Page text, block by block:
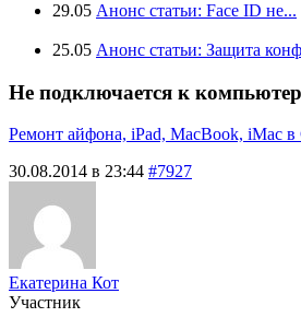
29.05 Анонс статьи: Face ID не...
25.05 Анонс статьи: Защита
Не подключается к
Ремонт айфона, iPad, MacBook, iMac
30.08.2014 в 23:44 #7927
Екатерина Кот
Участник